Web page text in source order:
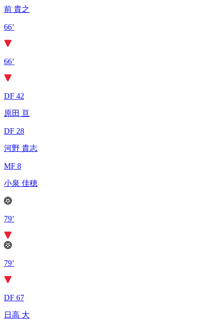
前 貴之
66’
66’
DF 42
原田 亘
DF 28
河野 貴志
MF 8
小泉 佳穂
79’
79’
DF 67
日高 大